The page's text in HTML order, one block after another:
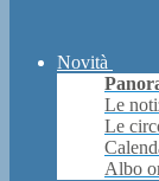
Novità
Le
Le
Albo